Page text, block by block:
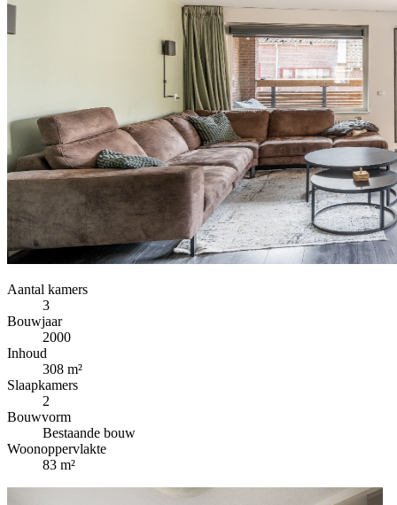
Aantal kamers
3
Bouwjaar
2000
Inhoud
308 m²
Slaapkamers
2
Bouwvorm
Bestaande bouw
Woonoppervlakte
83 m²